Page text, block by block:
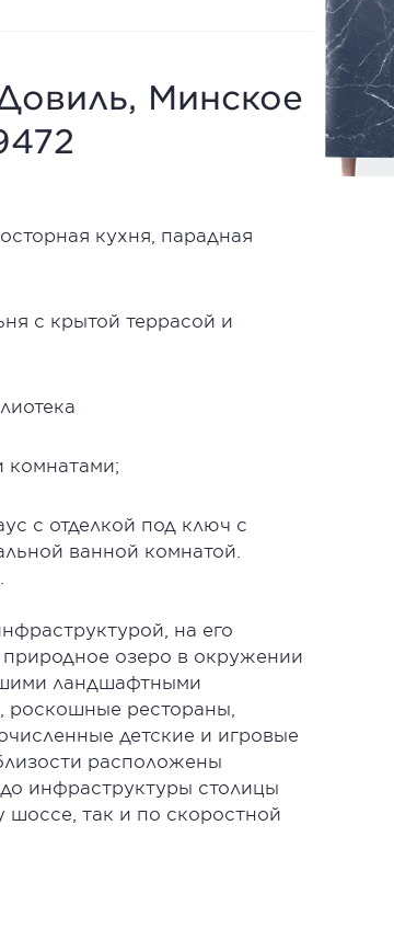
Минское
кухня, парадная
с крытой террасой и
комнатами;
с отделкой под ключ с
ванной комнатой.
на его
озеро в окружении
ландшафтными
роскошные рестораны,
детские и игровые
расположены
инфраструктуры столицы
шоссе, так и по скоростной